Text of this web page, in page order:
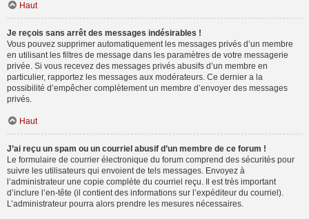
Haut
Je reçois sans arrêt des messages indésirables !
Vous pouvez supprimer automatiquement les messages privés d’un membre
en utilisant les filtres de message dans les paramètres de votre messagerie
privée. Si vous recevez des messages privés abusifs d’un membre en
particulier, rapportez les messages aux modérateurs. Ce dernier a la
possibilité d’empêcher complètement un membre d’envoyer des messages
privés.
Haut
J’ai reçu un spam ou un courriel abusif d’un membre de ce forum !
Le formulaire de courrier électronique du forum comprend des sécurités pour
suivre les utilisateurs qui envoient de tels messages. Envoyez à
l’administrateur une copie complète du courriel reçu. Il est très important
d’inclure l’en-tête (il contient des informations sur l’expéditeur du courriel).
L’administrateur pourra alors prendre les mesures nécessaires.